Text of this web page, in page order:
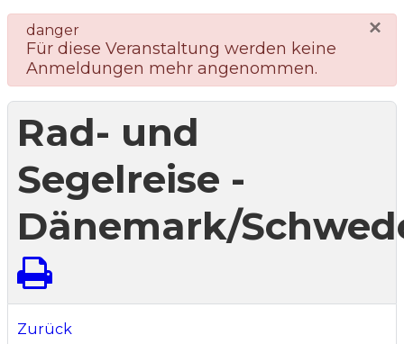
×
danger
Für diese Veranstaltung werden keine
Anmeldungen mehr angenommen.
Rad- und
Segelreise -
Dänemark/
Zurück